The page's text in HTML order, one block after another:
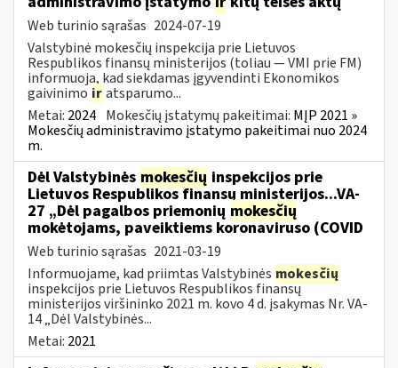
Web turinio sąrašas 2024-07-19
Valstybinė mokesčių inspekcija prie Lietuvos
Respublikos finansų ministerijos (toliau — VMI prie FM)
informuoja, kad siekdamas įgyvendinti Ekonomikos
gaivinimo iratsparumo...
Metai: 2024 Mokesčių įstatymų pakeitimai: MĮP 2021 »
Mokesčių administravimo įstatymo pakeitimai nuo 2024
m.
Dėl Valstybinės mokesčių inspekcijos prie
Lietuvos Respublikos finansų ministerijos...VA-
27 „Dėl pagalbos priemonių mokesčių
mokėtojams, paveiktiems koronaviruso (COVID
Web turinio sąrašas 2021-03-19
Informuojame, kad priimtas Valstybinės mokesčių
inspekcijos prie Lietuvos Respublikos finansų
ministerijos viršininko 2021 m. kovo 4 d. įsakymas Nr. VA-
14 „Dėl Valstybinės...
Metai: 2021